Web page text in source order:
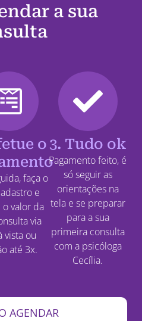
a sua
o
faça o
e
o valor da
via
vista ou
até 3x.
3. Tudo ok
Pagamento feito, é
só seguir as
orientações na
tela e se preparar
para a sua
primeira consulta
com a psicóloga
Cecília.
AGENDAR